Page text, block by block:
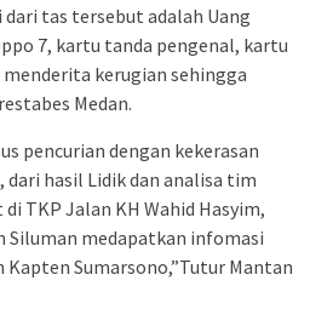
tas tersebut adalah Uang
7, kartu tanda pengenal, kartu
kerugian sehingga
Medan.
pencurian dengan kekerasan
dari hasil Lidik dan analisa tim
TKP Jalan KH Wahid Hasyim,
Siluman medapatkan infomasi
Sumarsono,”Tutur Mantan